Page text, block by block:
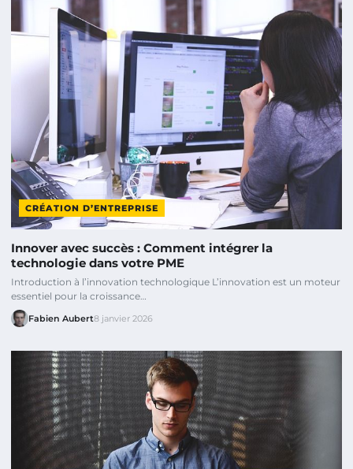
CRÉATION D’ENTREPRISE
Innover avec succès : Comment intégrer la
technologie dans votre PME
Introduction à l’innovation technologique L’innovation est un moteur
essentiel pour la croissance…
Fabien Aubert8 janvier 2026